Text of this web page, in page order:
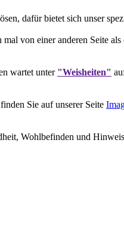
dafür bietet sich unser
von einer anderen Seite
wartet unter "Weisheiten"
Sie auf unserer Seite
Wohlbefinden und